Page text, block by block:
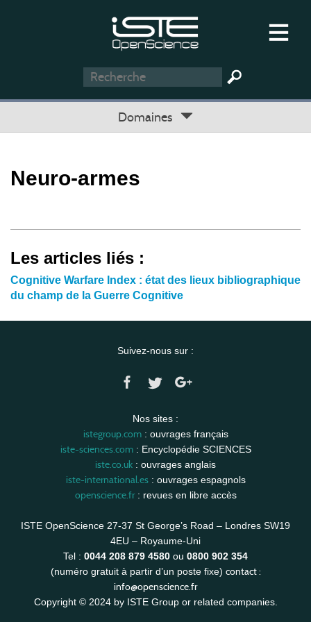
Domaines
Neuro-armes
Les articles liés :
Cognitive Warfare Index : état des lieux bibliographique
du champ de la Guerre Cognitive
Suivez-nous sur :
Nos sites :
istegroup.com: ouvrages français
iste-sciences.com: Encyclopédie SCIENCES
iste.co.uk : ouvrages anglais
iste-international.es: ouvrages espagnols
openscience.fr: revues en libre accès
ISTE OpenScience 27-37 St George’s Road – Londres SW19
4EU – Royaume-Uni
Tel : 0044 208 879 4580 ou 0800 902 354
(numéro gratuit à partir d’un poste fixe) contact :
info@openscience.fr
Copyright © 2024 by ISTE Group or related companies.